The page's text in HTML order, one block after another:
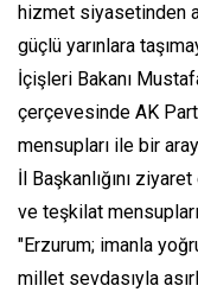
hizmet siyasetinden
güçlü yarınlara
İçişleri Bakanı
çerçevesinde AK
mensupları ile bir
İl Başkanlığını
ve teşkilat
"Erzurum; imanla
millet sevdasıyla